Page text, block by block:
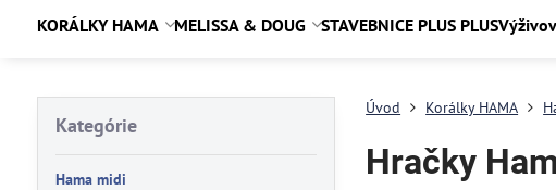
KORÁLKY HAMA MELISSA & DOUG STAVEBNICE PLUS PLUS
Úvod Korálky HAMA
Hračky
Kategórie
Hama midi